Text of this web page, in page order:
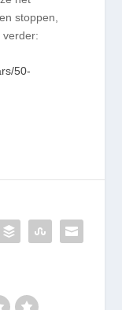
stoppen,
verder:
50-